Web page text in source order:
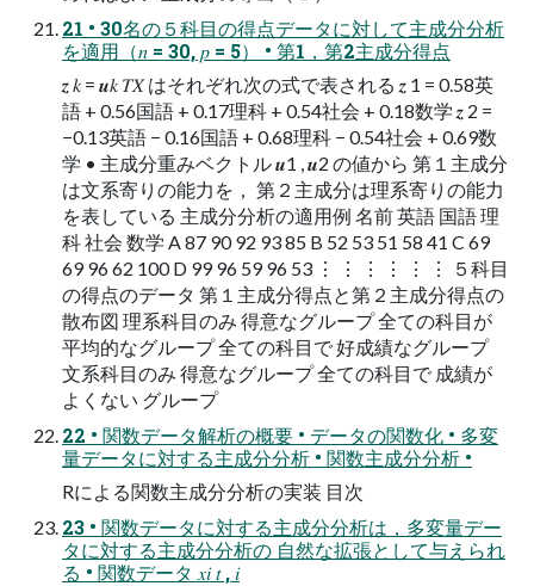
21 • 30名の５科目の得点データに対して主成分分析
を適用（𝑛 = 30, 𝑝 = 5） • 第1，第2主成分得点
𝒛 𝑘 = 𝒖𝑘 𝑇𝑋 はそれぞれ次の式で表される 𝒛 1 = 0.58英
語 + 0.56国語 + 0.17理科 + 0.54社会 + 0.18数学 𝒛 2 =
−0.13英語 − 0.16国語 + 0.68理科 − 0.54社会 + 0.69数
学 • 主成分重みベクトル 𝒖1 , 𝒖2 の値から 第１主成分
は文系寄りの能力を， 第２主成分は理系寄りの能力
を表している 主成分分析の適用例 名前 英語 国語 理
科 社会 数学 A 87 90 92 93 85 B 52 53 51 58 41 C 69
69 96 62 100 D 99 96 59 96 53 ⋮ ⋮ ⋮ ⋮ ⋮ ⋮ ５科目
の得点のデータ 第１主成分得点と第２主成分得点の
散布図 理系科目のみ 得意なグループ 全ての科目が
平均的なグループ 全ての科目で 好成績なグループ
文系科目のみ 得意なグループ 全ての科目で 成績が
よくない グループ
22 • 関数データ解析の概要 • データの関数化 • 多変
量データに対する主成分分析 • 関数主成分分析 •
Rによる関数主成分分析の実装 目次
23 • 関数データに対する主成分分析は，多変量デー
タに対する主成分分析の 自然な拡張として与えられ
る • 関数データ 𝑥𝑖 𝑡 , 𝑖